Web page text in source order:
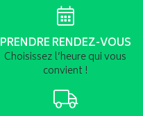
PRENDRE RENDEZ-VOUS
Choisissez l’heure qui vous
convient !